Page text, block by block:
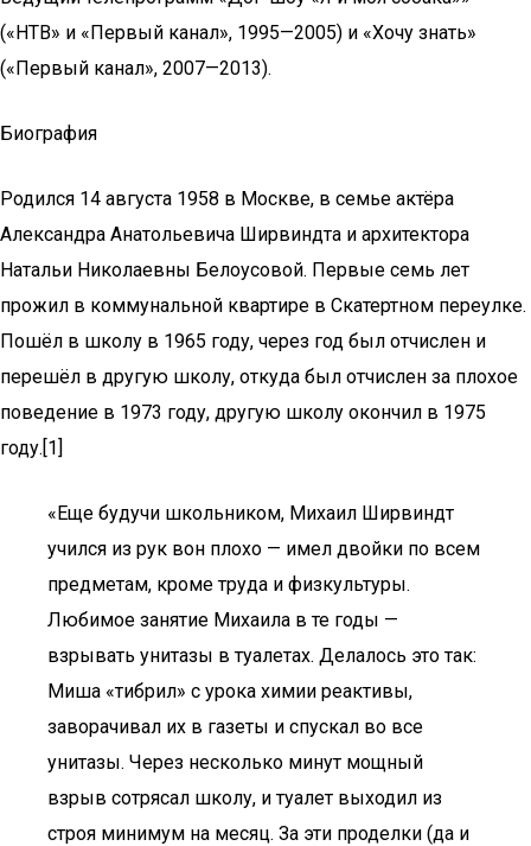
(«НТВ» и «Первый канал», 1995—2005) и «Хочу знать»
(«Первый канал», 2007—2013).
Биография
Родился 14 августа 1958 в Москве, в семье актёра
Александра Анатольевича Ширвиндта и архитектора
Натальи Николаевны Белоусовой. Первые семь лет
прожил в коммунальной квартире в Скатертном переулке.
Пошёл в школу в 1965 году, через год был отчислен и
перешёл в другую школу, откуда был отчислен за плохое
поведение в 1973 году, другую школу окончил в 1975
году.[1]
«Еще будучи школьником, Михаил Ширвиндт
учился из рук вон плохо — имел двойки по всем
предметам, кроме труда и физкультуры.
Любимое занятие Михаила в те годы —
взрывать унитазы в туалетах. Делалось это так:
Миша «тибрил» с урока химии реактивы,
заворачивал их в газеты и спускал во все
унитазы. Через несколько минут мощный
взрыв сотрясал школу, и туалет выходил из
строя минимум на месяц. За эти проделки (да и